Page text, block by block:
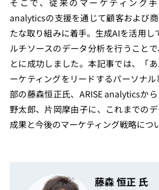
そこで、従来のマーケティング
analyticsの支援を通じて顧客および
たな取り組みに着手。生成AIを活用
ルチソースのデータ分析を行うこと
とに成功しました。本記事では、「
ーケティングをリードするパーソナ
部の藤森恒正氏、ARISE analyticsか
野太郎、片岡摩由子に、これまでの
成果と今後のマーケティング戦略につ
藤森 恒正 氏